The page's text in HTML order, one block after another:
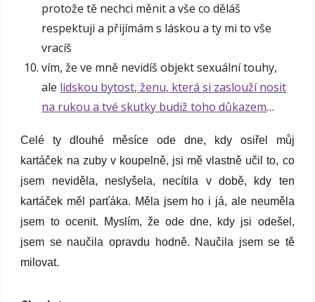
protože tě nechci měnit a vše co děláš
respektuji a přijímám s láskou a ty mi to vše
vracíš
vím, že ve mně nevidíš objekt sexuální touhy,
ale lidskou bytost, ženu, která si zaslouží nosit
na rukou a tvé skutky budiž toho důkazem…
Celé ty dlouhé měsíce ode dne, kdy osiřel můj
kartáček na zuby v koupelně, jsi mě vlastně učil to, co
jsem neviděla, neslyšela, necítila v době, kdy ten
kartáček měl parťáka. Měla jsem ho i já, ale neuměla
jsem to ocenit. Myslím, že ode dne, kdy jsi odešel,
jsem se naučila opravdu hodně. Naučila jsem se tě
milovat.